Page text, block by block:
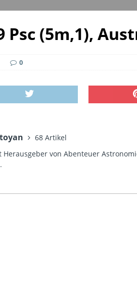
Psc (5m,1),
0
68 Artikel
Herausgeber von Abenteuer